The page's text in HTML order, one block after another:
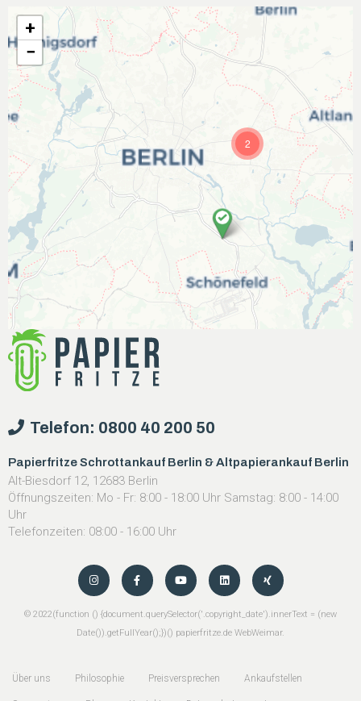
Telefon: 0800 40 200 50
Papierfritze Schrottankauf Berlin & Altpapierankauf Berlin
Alt-Biesdorf 12, 12683 Berlin
Öffnungszeiten: Mo - Fr: 8:00 - 18:00 Uhr Samstag: 8:00 - 14:00
Uhr
Telefonzeiten: 08:00 - 16:00 Uhr
© 2022(function () {document.querySelector('.copyright_date').innerText = (new
Date()).getFullYear();})() papierfritze.de WebWeimar.
2
+
−
Über uns Philosophie Preisversprechen Ankaufstellen